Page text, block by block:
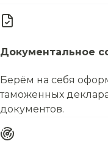
Документальное
Берём на себя
таможенных
документов.